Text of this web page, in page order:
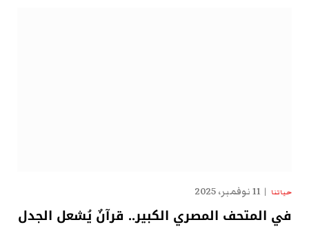
حياتنا 11 نوفمبر، 2025
في المتحف المصري الكبير.. قرآنٌ يُشعل الجدل